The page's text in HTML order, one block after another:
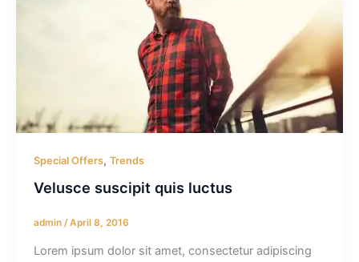
Special Offers, Trends
Velusce suscipit quis luctus
admin /April 8, 2016
Lorem ipsum dolor sit amet, consectetur adipiscing